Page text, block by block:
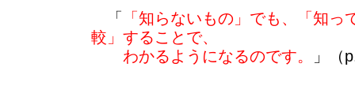
「
「知らないもの」でも、「知っ
較」することで、
わかるようになるのです。
」（